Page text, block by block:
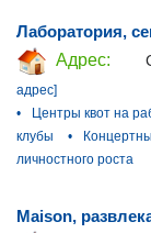
Лаборатория,
Адрес:
адрес]
•
Центры квот на
клубы
•
личностного роста
Maison,